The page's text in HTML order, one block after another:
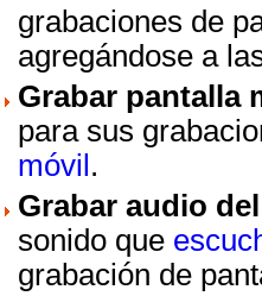
grabaciones de
agregándose a
Grabar pantalla
para sus
móvil .
Grabar audio
sonido que
grabación de